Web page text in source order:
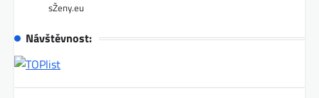
sŽeny.eu
Návštěvnost: